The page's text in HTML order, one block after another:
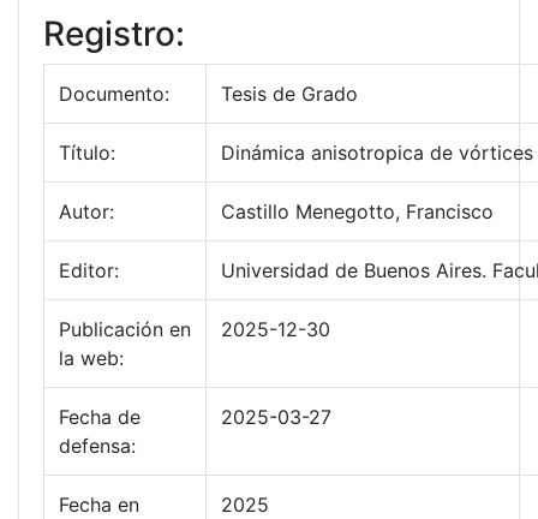
Registro:
Documento: Tesis de Grado
Título: Dinámica anisotropica de
Autor: Castillo Menegotto, Francisco
Editor: Universidad de Buenos Aires.
Publicación en
la web:
2025-12-30
Fecha de
defensa:
2025-03-27
Fecha en
2025